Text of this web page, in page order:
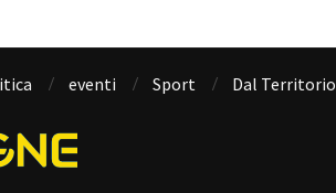
eventi Sport Dal Territorio